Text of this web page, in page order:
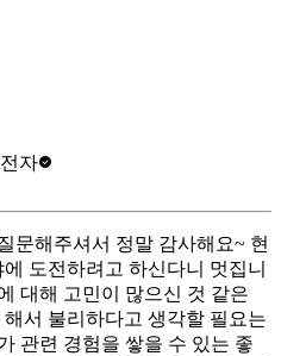
자
문해주셔서 정말 감사해요~ 현
도전하려고 하신다니 멋집니
대해 고민이 많으신 것 같은
서 불리하다고 생각할 필요는
관련 경험을 쌓을 수 있는 좋